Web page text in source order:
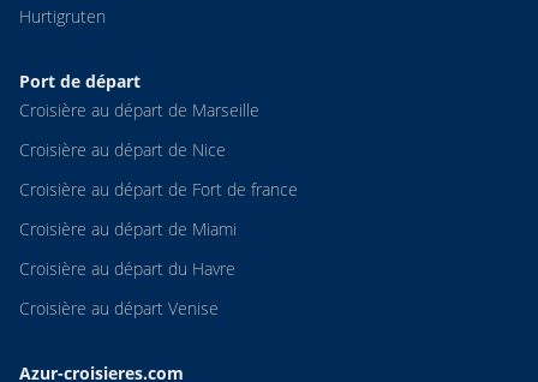
Hurtigruten
Port de départ
Croisière au départ de Marseille
Croisière au départ de Nice
Croisière au départ de Fort de france
Croisière au départ de Miami
Croisière au départ du Havre
Croisière au départ Venise
Azur-croisieres.com